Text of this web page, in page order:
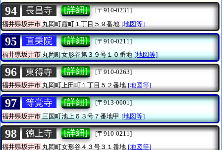
94 長昌寺 [詳細]
[〒910-0231]
福井県坂井市 丸岡町霞町１丁目５９番地 [地図等]
95 直乗院 [詳細]
[〒910-0211]
福井県坂井市丸岡町女形谷第３９号１０番地 [地図等]
96 東得寺 [詳細]
[〒910-0263]
福井県坂井市丸岡町上田町１丁目５２番地 [地図等]
97 等覚寺 [詳細]
[〒913-0001]
福井県坂井市三国町池上６３号７番地甲 [地図等]
98 徳上寺 [詳細]
[〒910-0211]
福井県坂井市 丸岡町女形谷４３号３１番地 [地図等]